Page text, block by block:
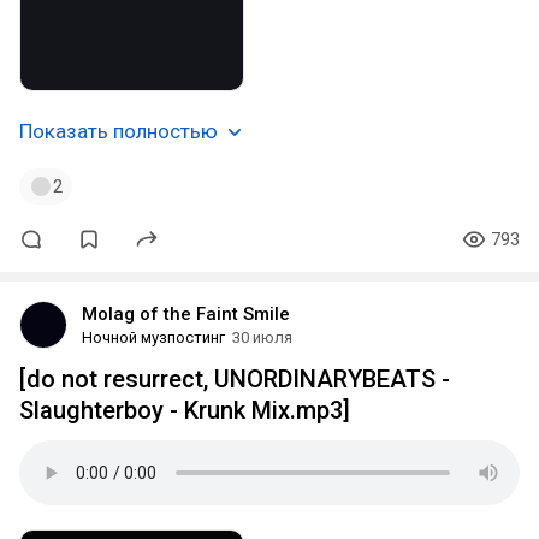
Показать полностью
2
793
Molag of the Faint Smile
Ночной музпостинг 30 июля
[do not resurrect, UNORDINARYBEATS -
Slaughterboy - Krunk Mix.mp3]